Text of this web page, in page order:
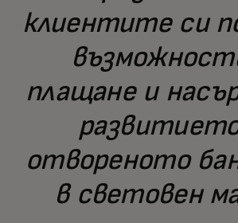
клиентите си
плащане и
отвореното
в световен